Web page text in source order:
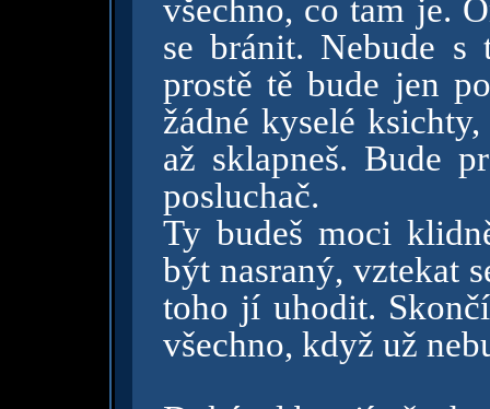
všechno, co tam je.
se bránit. Nebude
prostě tě bude jen
žádné kyselé
až sklapneš. Bude
posluchač.
Ty budeš moci
být nasraný, vztekat
toho jí uhodit.
všechno, když už